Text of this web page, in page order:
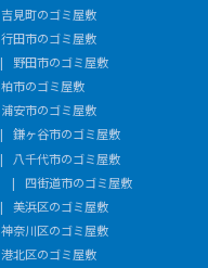
吉見町のゴミ屋敷
行田市のゴミ屋敷
野田市のゴミ屋敷
柏市のゴミ屋敷
浦安市のゴミ屋敷
鎌ヶ谷市のゴミ屋敷
八千代市のゴミ屋敷
四街道市のゴミ屋敷
美浜区のゴミ屋敷
神奈川区のゴミ屋敷
港北区のゴミ屋敷